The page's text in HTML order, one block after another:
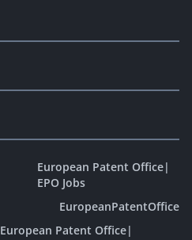
European Patent Office|
EPO Jobs
EuropeanPatentOffice
European Patent Office|